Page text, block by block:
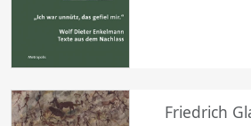
Friedrich